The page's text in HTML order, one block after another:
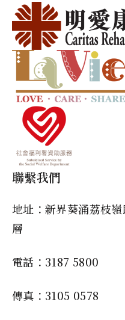
聯繫我們
地址：新界葵涌荔枝
層
電話：3187 5800
傳真：3105 0578